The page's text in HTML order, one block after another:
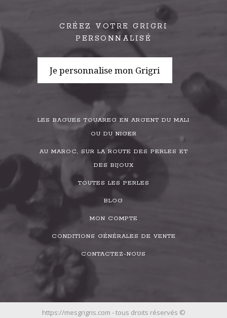
CRÉEZ VOTRE GRIGRI
PERSONNALISÉ
Je personnalise mon Grigri
LES BAGUES TOUAREG EN ARGENT DU MALI
OU DU NIGER
AU MAROC, SUR LA ROUTE DES PERLES ET
DES BIJOUX
TOUTES LES PERLES
BLOG
MON COMPTE
CONDITIONS GÉNÉRALES DE VENTE
CONTACTEZ-NOUS
https://mesgrigris.com - tous droits réservés ©